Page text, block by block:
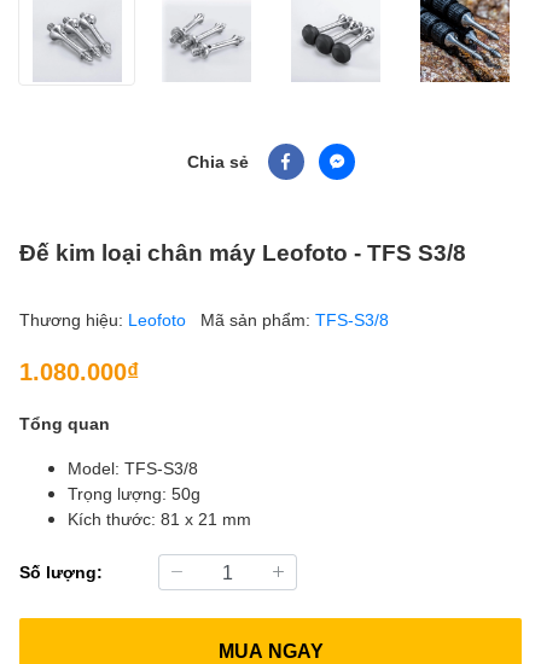
Chia sẻ
Đế kim loại chân máy Leofoto - TFS S3/8
Thương hiệu: Leofoto Mã sản phẩm: TFS-S3/8
1.080.000₫
Tổng quan
Model: TFS-S3/8
Trọng lượng: 50g
Kích thước: 81 x 21 mm
Số lượng:
MUA NGAY